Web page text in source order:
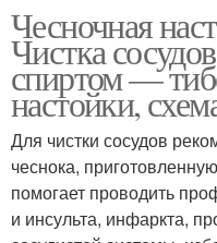
Чесночная
Чистка
спиртом —
настойки,
Для чистки сосудов
чеснока,
помогает проводить
и инсульта, инфаркта,